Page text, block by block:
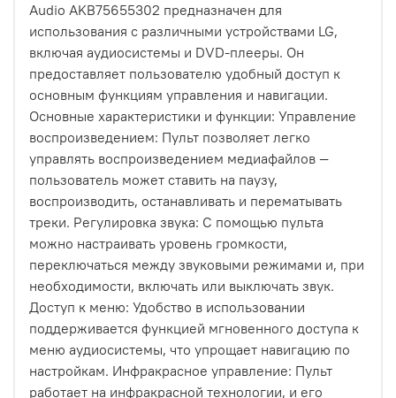
Audio AKB75655302 предназначен для
использования с различными устройствами LG,
включая аудиосистемы и DVD-плееры. Он
предоставляет пользователю удобный доступ к
основным функциям управления и навигации.
Основные характеристики и функции: Управление
воспроизведением: Пульт позволяет легко
управлять воспроизведением медиафайлов —
пользователь может ставить на паузу,
воспроизводить, останавливать и перематывать
треки. Регулировка звука: С помощью пульта
можно настраивать уровень громкости,
переключаться между звуковыми режимами и, при
необходимости, включать или выключать звук.
Доступ к меню: Удобство в использовании
поддерживается функцией мгновенного доступа к
меню аудиосистемы, что упрощает навигацию по
настройкам. Инфракрасное управление: Пульт
работает на инфракрасной технологии, и его